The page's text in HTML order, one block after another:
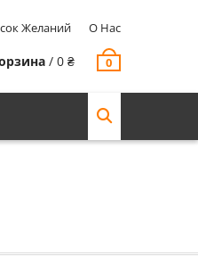
Желаний О Нас
/ 0 ₴ 0